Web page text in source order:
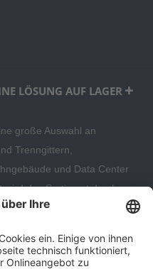
LÖSUNG AUF LAGER
große Auswahl an
Trenngittern,
und Data Center
wird das Sortiment durch
für die sichere
hinaus finden Sie bei uns
wie Absperrtechnik,